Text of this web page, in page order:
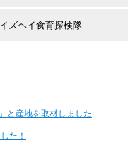
イズヘイ食育探検隊
と産地を取材しました
た！